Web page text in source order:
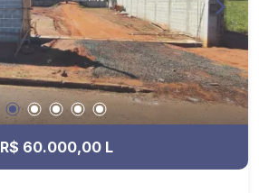
R$ 60.000,00 L